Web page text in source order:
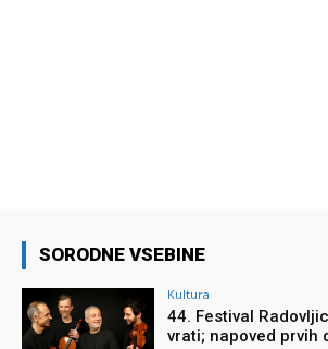
SORODNE VSEBINE
Kultura
44. Festival
vrati; napoved prvih